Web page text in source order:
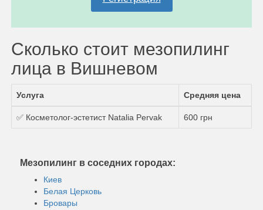
Сколько стоит мезопилинг
лица в Вишневом
Услуга Средняя цена
✅ Косметолог-эстетист Natalia Pervak 600 грн
Мезопилинг в соседних городах:
Киев
Белая Церковь
Бровары